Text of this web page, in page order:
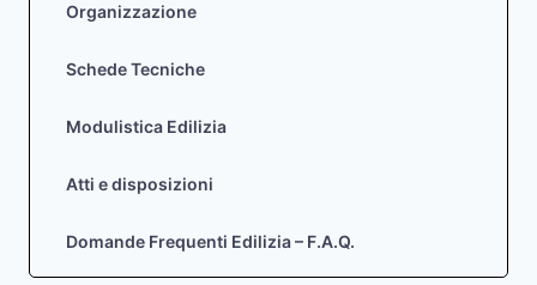
PIAVE”
Organizzazione
Schede Tecniche
Modulistica Edilizia
Atti e disposizioni
Domande Frequenti Edilizia – F.A.Q.